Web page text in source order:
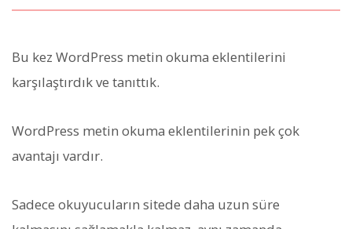
Bu kez WordPress metin okuma eklentilerini
karşılaştırdık ve tanıttık.
WordPress metin okuma eklentilerinin pek çok
avantajı vardır.
Sadece okuyucuların sitede daha uzun süre